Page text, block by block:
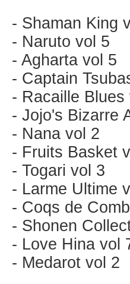
- Shaman King
- Naruto vol 5
- Agharta vol 5
- Captain
- Racaille Blues
- Jojo's Bizarre
- Nana vol 2
- Fruits Basket
- Togari vol 3
- Larme Ultime
- Coqs de
- Shonen
- Love Hina vol
- Medarot vol 2